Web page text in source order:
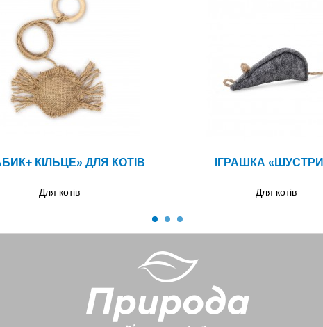
КІЛЬЦЕ» ДЛЯ КОТІВ
Для котів
ІГРАШКА
Для котів